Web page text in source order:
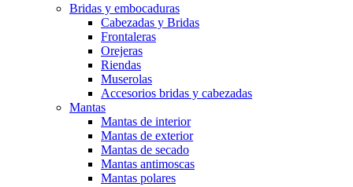
Bridas y embocaduras
Cabezadas y Bridas
Frontaleras
Orejeras
Riendas
Muserolas
Accesorios bridas y cabezadas
Mantas
Mantas de interior
Mantas de exterior
Mantas de secado
Mantas antimoscas
Mantas polares